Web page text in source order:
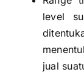
level
jual